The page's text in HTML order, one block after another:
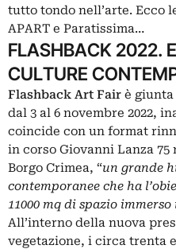
tutto tondo nell’arte. Ecco
APART e Paratissima…
FLASHBACK 2022.
CULTURE
Flashback Art Fair è giunta
dal 3 al 6 novembre 2022,
coincide con un format
in corso Giovanni Lanza
Borgo Crimea, “un grande
contemporanee che ha
11000 mq di spazio
All’interno della nuova
vegetazione, i circa trenta